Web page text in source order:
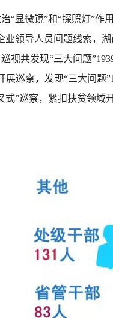
微镜”和“探照灯”作
业领导人员问题线索，
视共发现“三大问题
展巡察，发现“三大问
式”巡察，紧扣扶贫领